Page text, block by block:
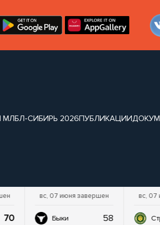
СИБИРЬ 2026ПУБЛИКАЦИИ
70
вс, 07 июня завершен
Быки 58
вс, 07